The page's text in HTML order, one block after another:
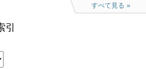
すべて見る